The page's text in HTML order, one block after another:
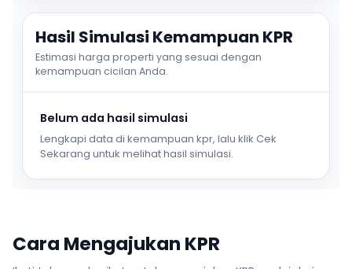
Hasil Simulasi Kemampuan KPR
Estimasi harga properti yang sesuai dengan
kemampuan cicilan Anda.
Belum ada hasil simulasi
Lengkapi data di kemampuan kpr, lalu klik Cek
Sekarang untuk melihat hasil simulasi.
Cara Mengajukan KPR